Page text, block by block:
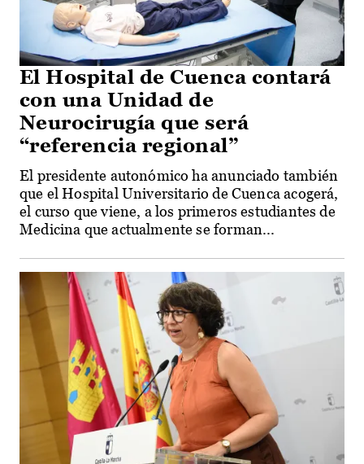
El Hospital de Cuenca contará
con una Unidad de
Neurocirugía que será
“referencia regional”
El presidente autonómico ha anunciado también
que el Hospital Universitario de Cuenca acogerá,
el curso que viene, a los primeros estudiantes de
Medicina que actualmente se forman...